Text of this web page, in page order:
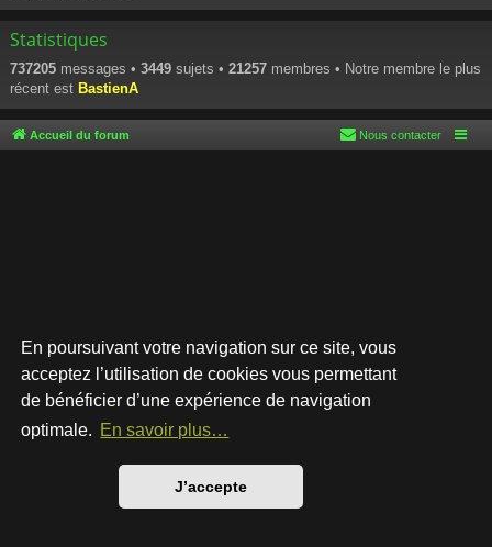
En poursuivant votre navigation sur ce site, vous
acceptez l’utilisation de cookies vous permettant
de bénéficier d’une expérience de navigation
optimale. En savoir plus…
J’accepte
Statistiques
737205 messages • 3449 sujets • 21257 membres • Notre membre le plus
récent est BastienA
Accueil du forum Nous contacter
Développé parphpBB® Forum Software © phpBB Limited
Style par
Traduction française officielle